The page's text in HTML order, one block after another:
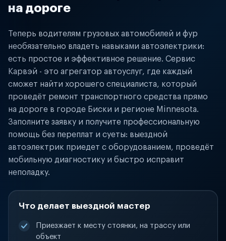
на дороге
Теперь водителям грузовых автомобилей и фур
необязательно владеть навыками автоэлектрики:
есть простое и эффективное решение. Сервис
Карвэй - это агрегатор автоуслуг, где каждый
сможет найти хорошего специалиста, который
проведёт ремонт транспортного средства прямо
на дороге в городе Биски и регионе Minnesota.
Заполните заявку и получите профессиональную
помощь без переплат и суеты: выездной
автоэлектрик приедет с оборудованием, проведёт
мобильную диагностику и быстро исправит
неполадку.
Что делает выездной мастер
Приезжает к месту стоянки, на трассу или
объект